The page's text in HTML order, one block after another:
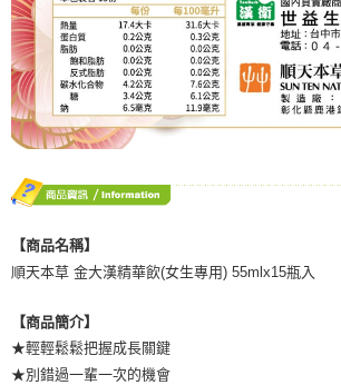
【商品名稱】
順天本草 金大漢精華飲(女生專用) 55mlx15瓶入
【商品簡介】
★輕輕鬆鬆把握成長關鍵
★別錯過一輩一次的機會